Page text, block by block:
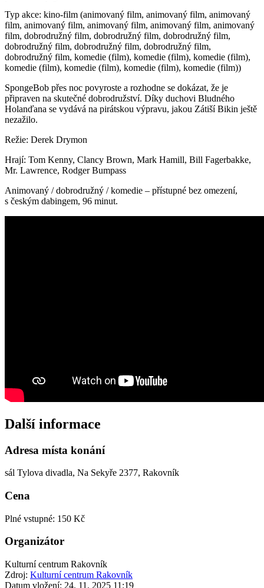
Typ akce: kino-film (animovaný film, animovaný film, animovaný
film, animovaný film, animovaný film, animovaný film, animovaný
film, dobrodružný film, dobrodružný film, dobrodružný film,
dobrodružný film, dobrodružný film, dobrodružný film,
dobrodružný film, komedie (film), komedie (film), komedie (film),
komedie (film), komedie (film), komedie (film), komedie (film))
SpongeBob přes noc povyroste a rozhodne se dokázat, že je
připraven na skutečné dobrodružství. Díky duchovi Bludného
Holanďana se vydává na pirátskou výpravu, jakou Zátiší Bikin ještě
nezažilo.
Režie: Derek Drymon
Hrají: Tom Kenny, Clancy Brown, Mark Hamill, Bill Fagerbakke,
Mr. Lawrence, Rodger Bumpass
Animovaný / dobrodružný / komedie – přístupné bez omezení,
s českým dabingem, 96 minut.
Další informace
Adresa místa konání
sál Tylova divadla, Na Sekyře 2377, Rakovník
Cena
Plné vstupné: 150 Kč
Organizátor
Kulturní centrum Rakovník
Zdroj: Kulturní centrum Rakovník
Datum vložení: 24. 11. 2025 11:19